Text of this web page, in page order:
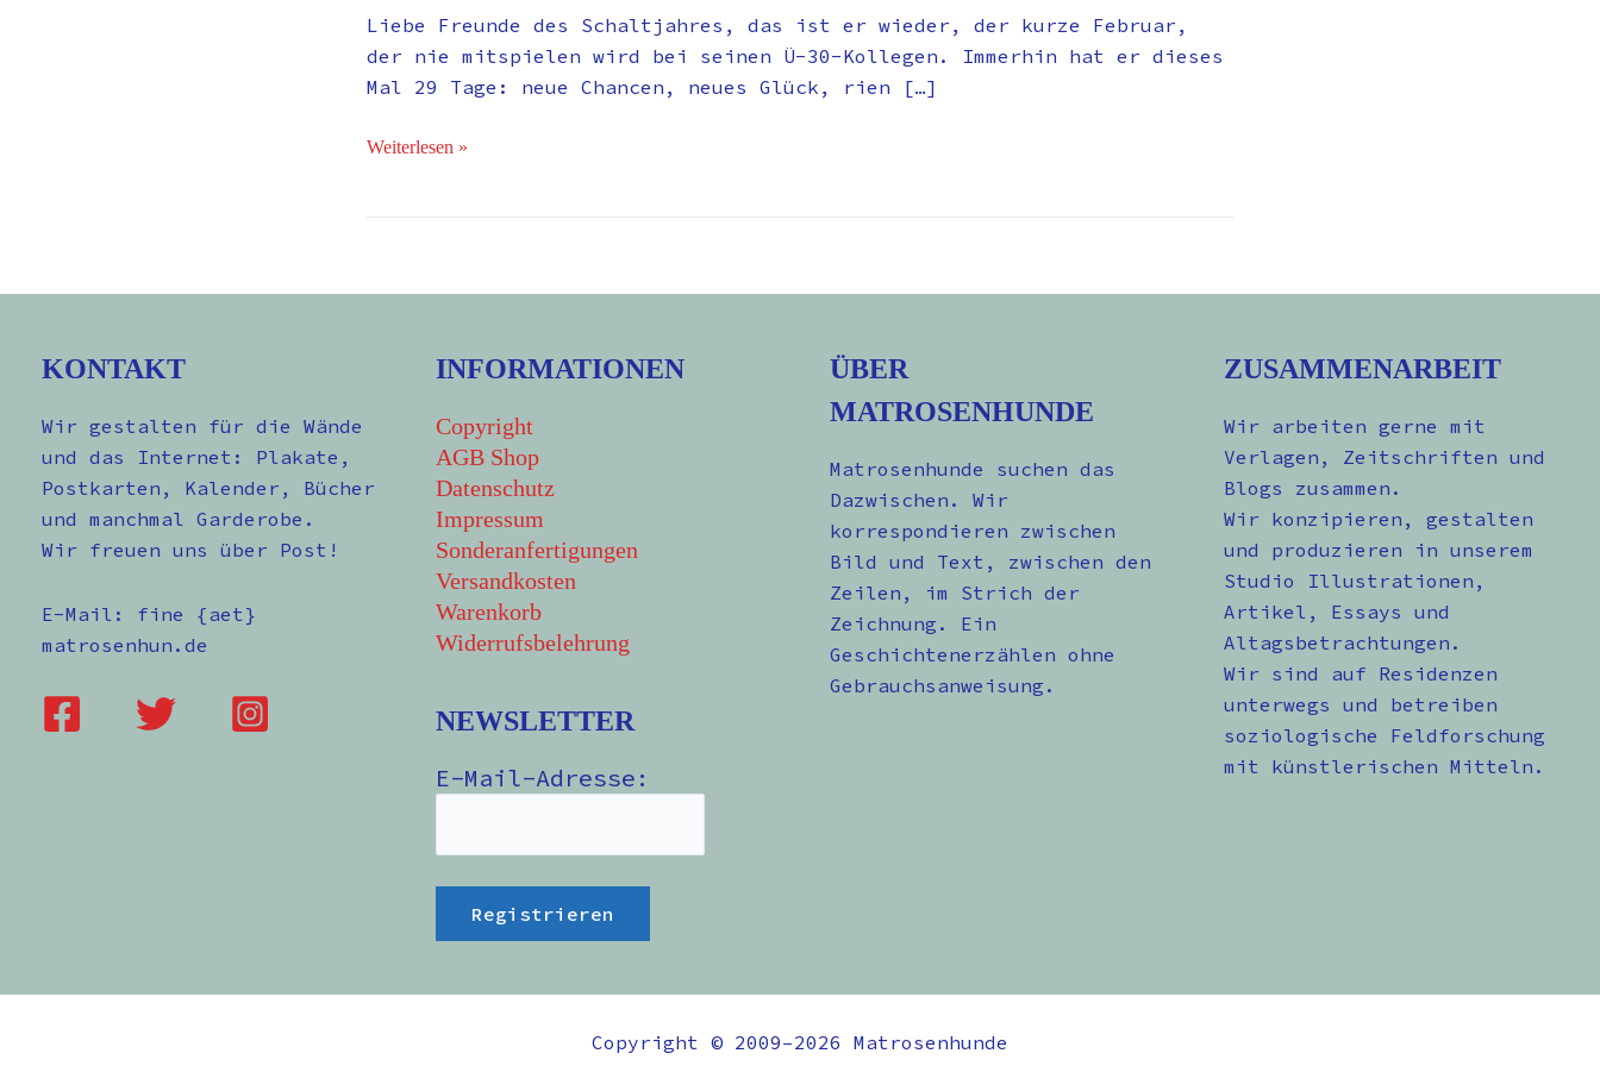
Liebe Freunde des Schaltjahres, das ist er wieder, der kurze Februar,
der nie mitspielen wird bei seinen Ü-30-Kollegen. Immerhin hat er dieses
Mal 29 Tage: neue Chancen, neues Glück, rien […]
Weiterlesen »
KONTAKT
Wir gestalten für die Wände
und das Internet: Plakate,
Postkarten, Kalender, Bücher
und manchmal Garderobe.
Wir freuen uns über Post!
E-Mail: fine {aet}
matrosenhun.de
INFORMATIONEN
Copyright
AGB Shop
Datenschutz
Impressum
Sonderanfertigungen
Versandkosten
Warenkorb
Widerrufsbelehrung
NEWSLETTER
E-Mail-Adresse:
ÜBER
MATROSENHUNDE
Matrosenhunde suchen das
Dazwischen. Wir
korrespondieren zwischen
Bild und Text, zwischen den
Zeilen, im Strich der
Zeichnung. Ein
Geschichtenerzählen ohne
Gebrauchsanweisung.
ZUSAMMENARBEIT
Wir arbeiten gerne mit
Verlagen, Zeitschriften und
Blogs zusammen.
Wir konzipieren, gestalten
und produzieren in unserem
Studio Illustrationen,
Artikel, Essays und
Altagsbetrachtungen.
Wir sind auf Residenzen
unterwegs und betreiben
soziologische Feldforschung
mit künstlerischen Mitteln.
Copyright © 2009–2026 Matrosenhunde